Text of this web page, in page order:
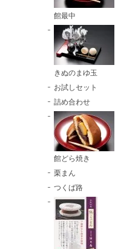
館最中
きぬのまゆ玉
お試しセット
詰め合わせ
館どら焼き
栗まん
つくば路